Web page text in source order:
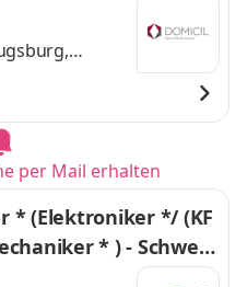
per Mail erhalten
* (Elektroniker */ (KF
* ) - Schwerp